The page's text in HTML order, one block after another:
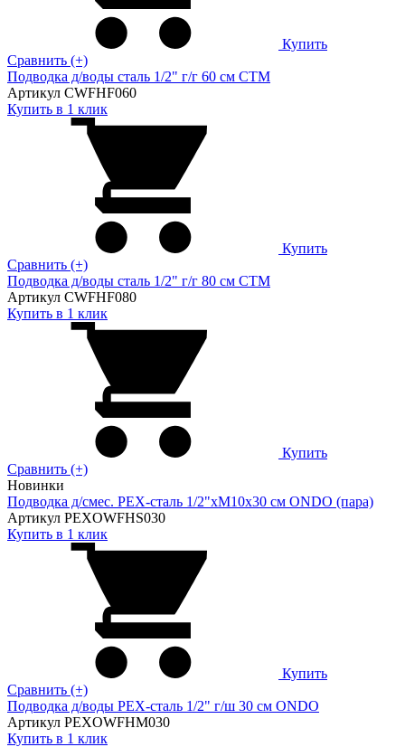
Купить
Сравнить (+)
Подводка д/воды сталь 1/2" г/г 60 cм CTM
Артикул CWFHF060
Купить в 1 клик
Купить
Сравнить (+)
Подводка д/воды сталь 1/2" г/г 80 cм CTM
Артикул CWFHF080
Купить в 1 клик
Купить
Сравнить (+)
Новинки
Подводка д/смес. PEX-сталь 1/2"xM10x30 см ONDO (пара)
Артикул PEXOWFHS030
Купить в 1 клик
Купить
Сравнить (+)
Подводка д/воды PEX-сталь 1/2" г/ш 30 cм ONDO
Артикул PEXOWFHM030
Купить в 1 клик